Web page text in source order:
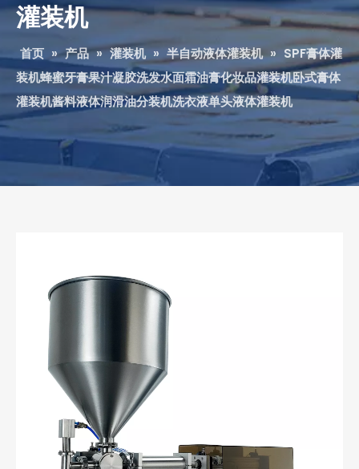
灌装机
首页 » 产品 » 灌装机 » 半自动液体灌装机 » SPF膏体灌
装机蜂蜜牙膏果汁凝胶洗发水面霜油膏化妆品灌装机卧式膏体
灌装机酱料液体润滑油分装机洗衣液单头液体灌装机